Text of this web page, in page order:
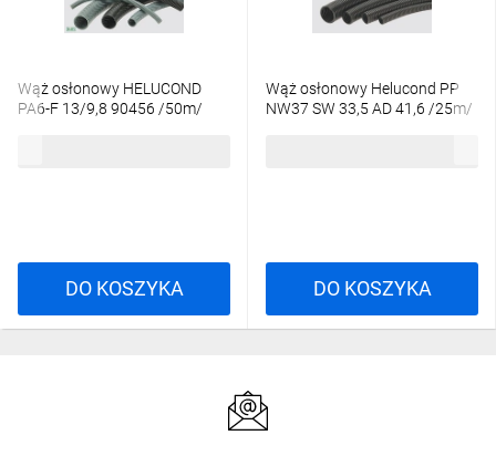
Wąż osłonowy HELUCOND
PA6-F 13/9,8 90456 /50m/
DO KOSZYKA
Wąż osłonowy Helucond PP
NW37 SW 33,5 AD 41,6 /25m/
DO KOSZYKA